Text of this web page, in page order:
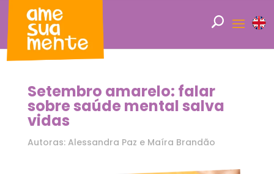
Setembro amarelo: falar
sobre saúde mental salva
vidas
Autoras: Alessandra Paz e Maíra Brandão